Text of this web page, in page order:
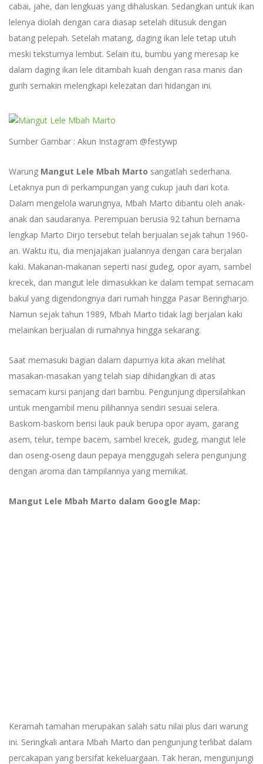
cabai, jahe, dan lengkuas yang dihaluskan. Sedangkan untuk ikan
lelenya diolah dengan cara diasap setelah ditusuk dengan
batang pelepah. Setelah matang, daging ikan lele tetap utuh
meski teksturnya lembut. Selain itu, bumbu yang meresap ke
dalam daging ikan lele ditambah kuah dengan rasa manis dan
gurih semakin melengkapi kelezatan dari hidangan ini.
Sumber Gambar : Akun Instagram @festywp
Warung Mangut Lele Mbah Marto sangatlah sederhana.
Letaknya pun di perkampungan yang cukup jauh dari kota.
Dalam mengelola warungnya, Mbah Marto dibantu oleh anak-
anak dan saudaranya. Perempuan berusia 92 tahun bernama
lengkap Marto Dirjo tersebut telah berjualan sejak tahun 1960-
an. Waktu itu, dia menjajakan jualannya dengan cara berjalan
kaki. Makanan-makanan seperti nasi gudeg, opor ayam, sambel
krecek, dan mangut lele dimasukkan ke dalam tempat semacam
bakul yang digendongnya dari rumah hingga Pasar Beringharjo.
Namun sejak tahun 1989, Mbah Marto tidak lagi berjalan kaki
melainkan berjualan di rumahnya hingga sekarang.
Saat memasuki bagian dalam dapurnya kita akan melihat
masakan-masakan yang telah siap dihidangkan di atas
semacam kursi panjang dari bambu. Pengunjung dipersilahkan
untuk mengambil menu pilihannya sendiri sesuai selera.
Baskom-baskom berisi lauk pauk berupa opor ayam, garang
asem, telur, tempe bacem, sambel krecek, gudeg, mangut lele
dan oseng-oseng daun pepaya menggugah selera pengunjung
dengan aroma dan tampilannya yang memikat.
Mangut Lele Mbah Marto dalam Google Map:
Keramah tamahan merupakan salah satu nilai plus dari warung
ini. Seringkali antara Mbah Marto dan pengunjung terlibat dalam
percakapan yang bersifat kekeluargaan. Tak heran, mengunjungi